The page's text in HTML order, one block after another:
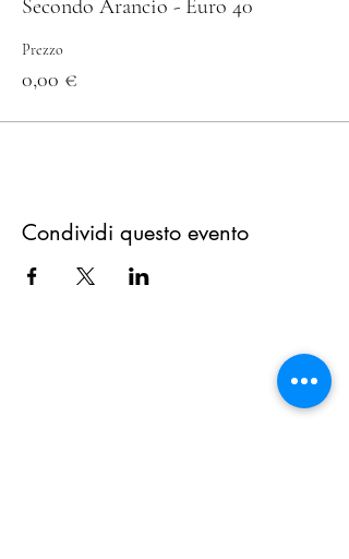
Secondo Arancio - Euro 40
Prezzo
0,00 €
Condividi questo evento